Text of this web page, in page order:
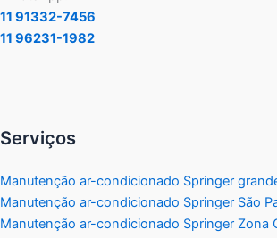
11 91332-7456
11 96231-1982
Serviços
Manutenção ar-condicionado Springer
Manutenção ar-condicionado Springer São
Manutenção ar-condicionado Springer Zona